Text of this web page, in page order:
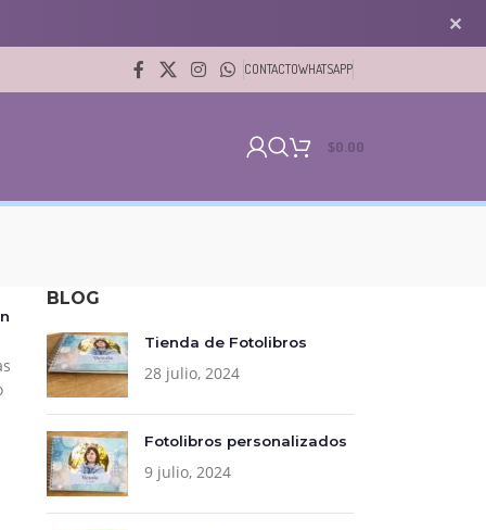
✕
CONTACTOWHATSAPP
$0.00
BLOG
Tienda de Fotolibros
28 julio, 2024
Fotolibros personalizados
9 julio, 2024